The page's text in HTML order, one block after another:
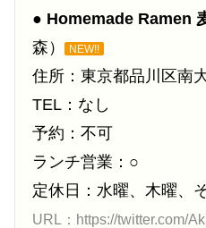
● Homemade Ramen
森）
NEW!!
住所：東京都品川区南
TEL：なし
予約：不可
ランチ営業：○
定休日：水曜、木曜、
URL：https://twitter.com/